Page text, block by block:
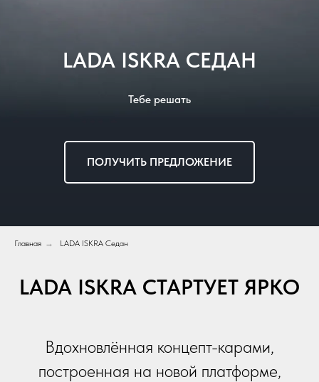
LADA ISKRA СЕДАН
Тебе решать
ПОЛУЧИТЬ ПРЕДЛОЖЕНИЕ
Главная → LADA ISKRA Седан
LADA ISKRA СТАРТУЕТ ЯРКО
Вдохновлённая концепт-карами,
построенная на новой платформе,